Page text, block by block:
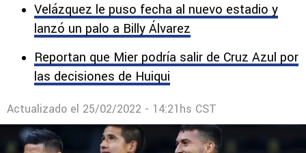
Velázquez le puso fecha al nuevo estadio y
lanzó un palo a Billy Álvarez
Reportan que Mier podría salir de Cruz Azul por
las decisiones de Huiqui
Actualizado el 25/02/2022 - 14:21hs CST